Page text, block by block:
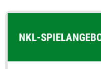
NKL-